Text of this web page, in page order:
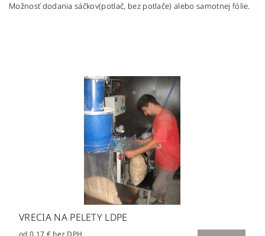
Možnosť dodania sáčkov(potlač, bez potlače) alebo samotnej fólie.
VRECIA NA PELETY LDPE
od 0,17 € bez DPH